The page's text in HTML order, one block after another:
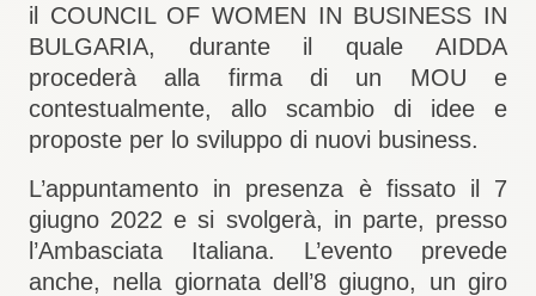
il COUNCIL OF WOMEN IN BUSINESS IN
BULGARIA, durante il quale AIDDA
procederà alla firma di un MOU e
contestualmente, allo scambio di idee e
proposte per lo sviluppo di nuovi business.
L’appuntamento in presenza è fissato il 7
giugno 2022 e si svolgerà, in parte, presso
l’Ambasciata Italiana. L’evento prevede
anche, nella giornata dell’8 giugno, un giro